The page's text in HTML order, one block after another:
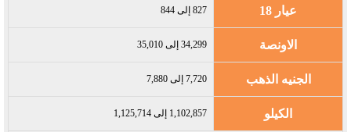
عيار 18 827 إلى 844
الاونصة 34,299 إلى 35,010
الجنيه الذهب 7,720 إلى 7,880
الكيلو 1,102,857 إلى 1,125,714